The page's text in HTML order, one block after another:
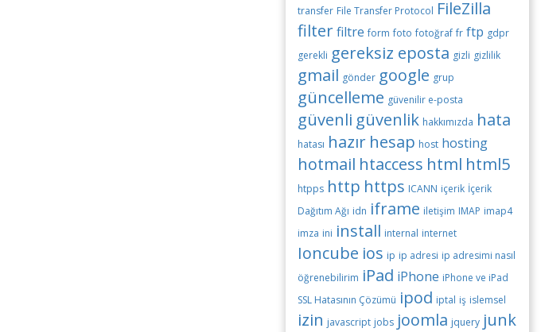
transfer File Transfer Protocol FileZilla
filterfiltre form foto fotoğraf fr ftp gdpr
gerekli gereksiz eposta gizli gizlilik
gmail gönder google grup
güncelleme güvenilir e-posta
güvenli güvenlik hakkımızda hata
hatası hazır hesap host hosting
hotmail htaccess html html5
htpps http https ICANN içerik İçerik
Dağıtım Ağı idn iframe iletişim IMAP imap4
imza ini install internal internet
Ioncube ios ip ip adresi ip adresimi nasıl
öğrenebilirim iPad iPhone iPhone ve iPad
SSL Hatasının Çözümü ipod iptal iş islemsel
izin javascript jobs joomla jquery junk